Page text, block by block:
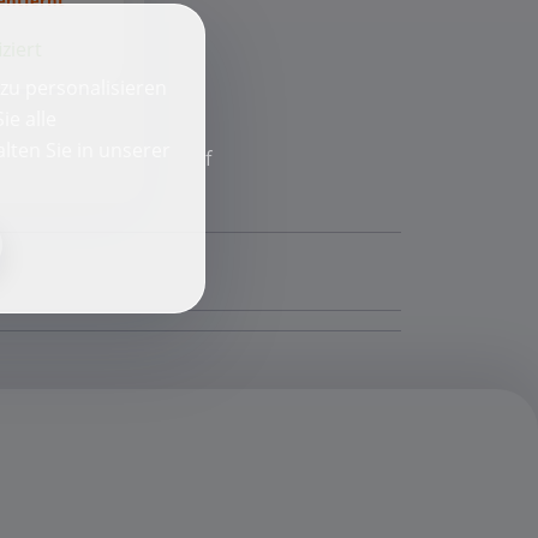
alle
Sie in unserer
f